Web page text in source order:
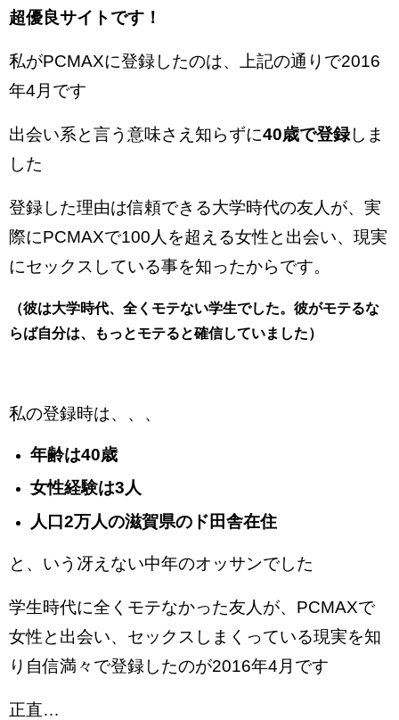
超優良サイトです！
私がPCMAXに登録したのは、上記の通りで2016
年4月です
出会い系と言う意味さえ知らずに40歳で登録しま
した
登録した理由は信頼できる大学時代の友人が、実
際にPCMAXで100人を超える女性と出会い、現実
にセックスしている事を知ったからです。
（彼は大学時代、全くモテない学生でした。彼がモテるな
らば自分は、もっとモテると確信していました）
私の登録時は、、、
年齢は40歳
女性経験は3人
人口2万人の滋賀県のド田舎在住
と、いう冴えない中年のオッサンでした
学生時代に全くモテなかった友人が、PCMAXで
女性と出会い、セックスしまくっている現実を知
り自信満々で登録したのが2016年4月です
正直…